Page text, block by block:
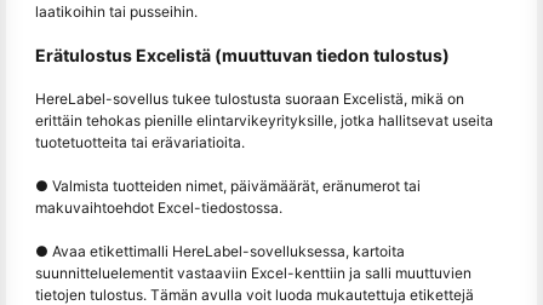
laatikoihin tai pusseihin.
Erätulostus Excelistä (muuttuvan tiedon tulostus)
HereLabel-sovellus tukee tulostusta suoraan Excelistä, mikä on
erittäin tehokas pienille elintarvikeyrityksille, jotka hallitsevat useita
tuotetuotteita tai erävariatioita.
● Valmista tuotteiden nimet, päivämäärät, eränumerot tai
makuvaihtoehdot Excel-tiedostossa.
● Avaa etikettimalli HereLabel-sovelluksessa, kartoita
suunnitteluelementit vastaaviin Excel-kenttiin ja salli muuttuvien
tietojen tulostus. Tämän avulla voit luoda mukautettuja etikettejä